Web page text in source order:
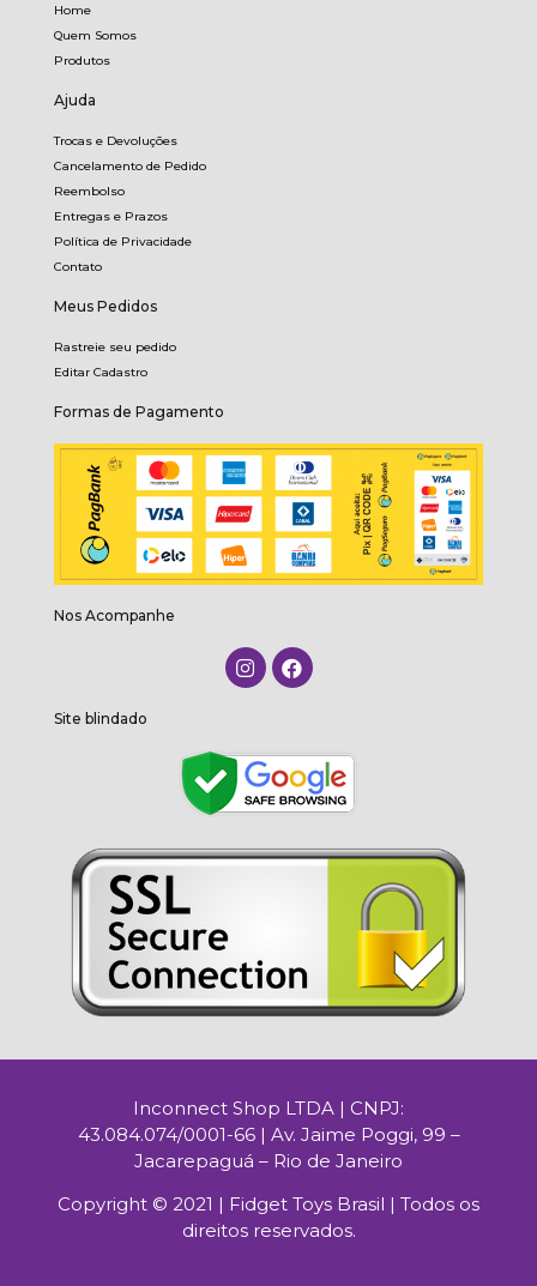
Home
Quem Somos
Produtos
Ajuda
Trocas e Devoluções
Cancelamento de Pedido
Reembolso
Entregas e Prazos
Política de Privacidade
Contato
Meus Pedidos
Rastreie seu pedido
Editar Cadastro
Formas de Pagamento
Nos Acompanhe
Site blindado
Inconnect Shop LTDA | CNPJ:
43.084.074/0001-66 | Av. Jaime Poggi, 99 –
Jacarepaguá – Rio de Janeiro
Copyright © 2021 | Fidget Toys Brasil | Todos os
direitos reservados.